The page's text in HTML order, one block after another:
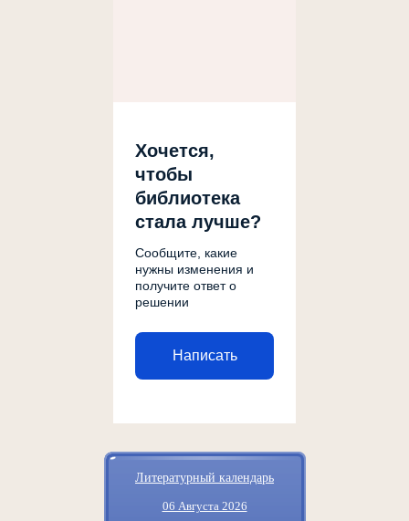
Хочется,
чтобы
библиотека
стала лучше?
Сообщите, какие
нужны изменения и
получите ответ о
решении
Написать
Литературный календарь
06 Августа 2026